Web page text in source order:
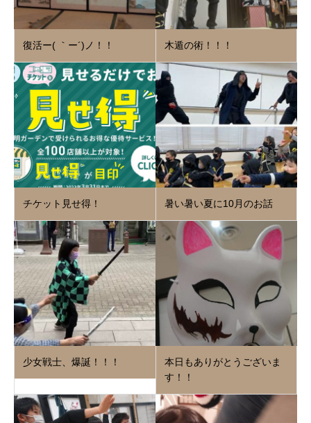
復活ー( ｀ー´)ノ！！ 木遁の術！！！
チケット見せ得！ 暑い暑い夏に10月のお話
少女戦士、爆誕！！！
本日もありがとうございま
す！！